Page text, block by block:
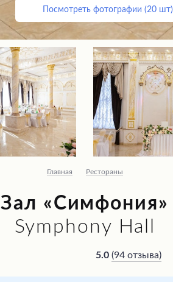
Посмотреть фотографии (20 шт)
Главная Рестораны
Зал «Симфония»
Symphony Hall
5.0 (94 отзыва)